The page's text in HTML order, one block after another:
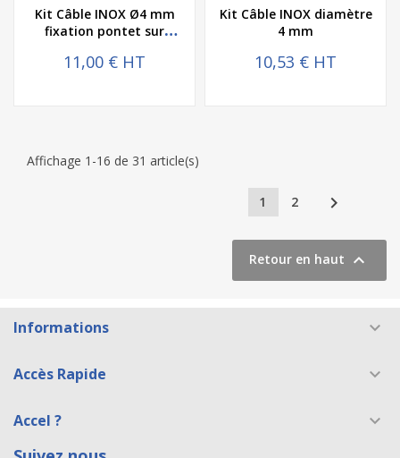
Kit Câble INOX Ø4 mm
fixation pontet sur
11,00 € HT
Kit Câble INOX diamètre
4 mm
10,53 € HT
Affichage 1-16 de 31 article(s)
1 2 
Retour en haut 
Informations 
Accès Rapide 
Accel ?
